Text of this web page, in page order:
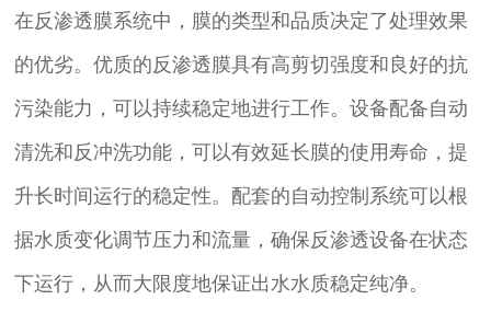
在反渗透膜系统中，膜的类型和品质决定了处理效果
的优劣。优质的反渗透膜具有高剪切强度和良好的抗
污染能力，可以持续稳定地进行工作。设备配备自动
清洗和反冲洗功能，可以有效延长膜的使用寿命，提
升长时间运行的稳定性。配套的自动控制系统可以根
据水质变化调节压力和流量，确保反渗透设备在状态
下运行，从而大限度地保证出水水质稳定纯净。